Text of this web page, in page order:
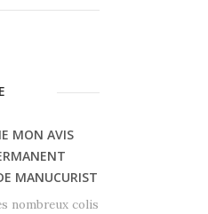
MON AVIS
MANUCURIST
nombreux colis